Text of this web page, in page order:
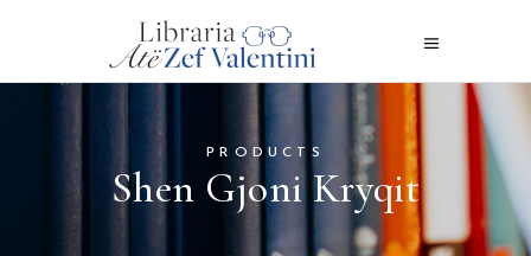
PRODUCTS
Shen Gjoni Kryqit